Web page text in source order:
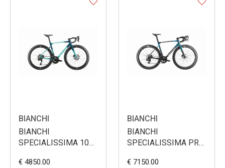
BIANCHI
BIANCHI
SPECIALISSIMA 105
€ 4850.00
BIANCHI
BIANCHI
SPECIALISSIMA PRO
€ 7150.00